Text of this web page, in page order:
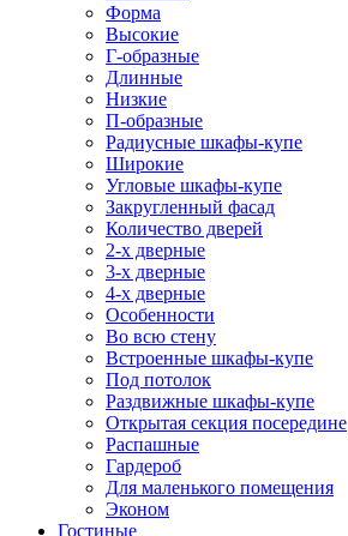
Форма
Высокие
Г-образные
Длинные
Низкие
П-образные
Радиусные шкафы-купе
Широкие
Угловые шкафы-купе
Закругленный фасад
Количество дверей
2-х дверные
3-х дверные
4-х дверные
Особенности
Во всю стену
Встроенные шкафы-купе
Под потолок
Раздвижные шкафы-купе
Открытая секция посередине
Распашные
Гардероб
Для маленького помещения
Эконом
Гостиные